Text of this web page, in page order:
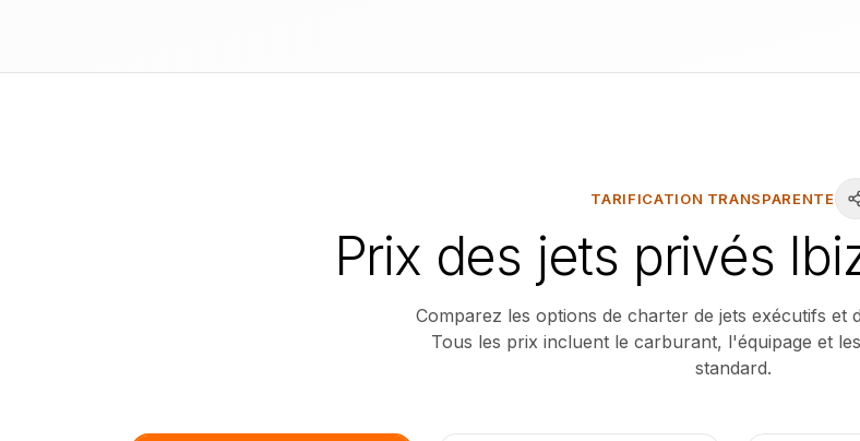
TARIFICATION TRANSPARENTE
Prix des jets privés
Comparez les options de charter de jets exécutifs et
Tous les prix incluent le carburant, l'équipage et
standard.